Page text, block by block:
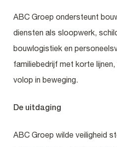
ABC Groep ondersteunt
diensten als sloopwerk,
bouwlogistiek en
familiebedrijf met korte
volop in beweging.
De uitdaging
ABC Groep wilde veiligheid